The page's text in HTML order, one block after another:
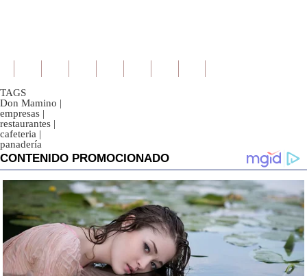
TAGS
Don Mamino |
empresas |
restaurantes |
cafeteria |
panadería